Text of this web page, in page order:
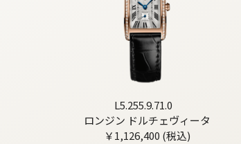
L5.255.9.71.0
ロンジン ドルチェヴィータ
￥1,126,400 (税込)